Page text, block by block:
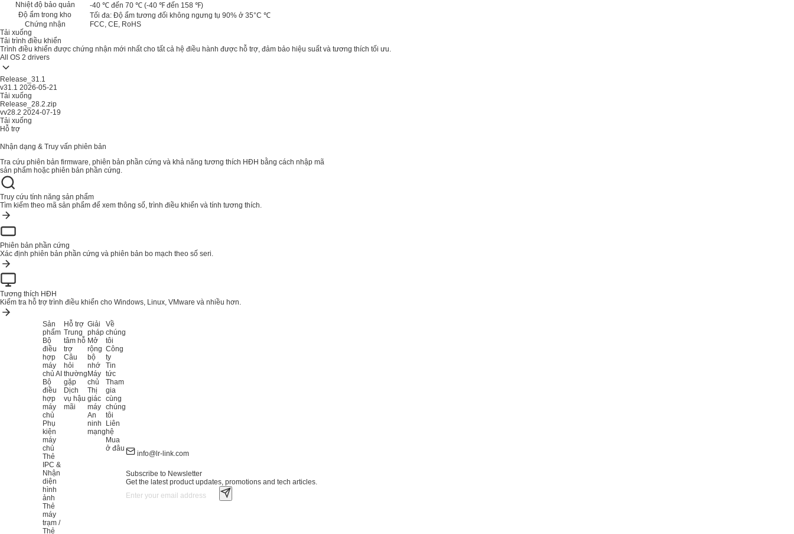
Nhiệt độ bảo quản
-40 ℃ đến 70 ℃ (-40 ℉ đến 158 ℉)
Độ ẩm trong kho
Tối đa: Độ ẩm tương đối không ngưng tụ 90% ở 35°C ℃
Chứng nhận
FCC, CE, RoHS
Tải xuống
Tải trình điều khiển
Trình điều khiển được chứng nhận mới nhất cho tất cả hệ điều hành được hỗ trợ, đảm bảo hiệu suất và tương thích tối ưu.
All OS 2 drivers
Release_31.1
v31.1 2026-05-21
Tải xuống
Release_28.2.zip
vv28.2 2024-07-19
Tải xuống
Hỗ trợ
Nhận dạng & Truy vấn phiên bản
Tra cứu phiên bản firmware, phiên bản phần cứng và khả năng tương thích HĐH bằng cách nhập mã
sản phẩm hoặc phiên bản phần cứng.
Truy cứu tính năng sản phẩm
Tìm kiếm theo mã sản phẩm để xem thông số, trình điều khiển và tính tương thích.
Phiên bản phần cứng
Xác định phiên bản phần cứng và phiên bản bo mạch theo số seri.
Tương thích HĐH
Kiểm tra hỗ trợ trình điều khiển cho Windows, Linux, VMware và nhiều hơn.
Sản
phẩm
Bộ
điều
hợp
máy
chủ AI
Bộ
điều
hợp
máy
chủ
Phụ
kiện
máy
chủ
Thẻ
IPC &
Nhận
diện
hình
ảnh
Thẻ
máy
trạm /
Thẻ
Hỗ trợ
Trung
tâm hỗ
trợ
Câu
hỏi
thường
gặp
Dịch
vụ hậu
mãi
Giải
pháp
Mở
rộng
bộ
nhớ
Máy
chủ
Thị
giác
máy
An
ninh
mạng
Về
chúng
tôi
Công
ty
Tin
tức
Tham
gia
cùng
chúng
tôi
Liên
hệ
Mua
ở đâu
info@lr-link.com
Subscribe to Newsletter
Get the latest product updates, promotions and tech articles.